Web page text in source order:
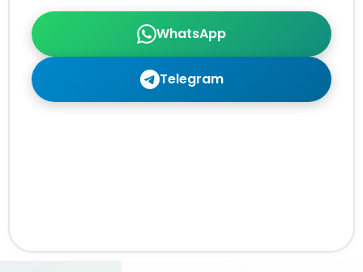
WhatsApp
Telegram